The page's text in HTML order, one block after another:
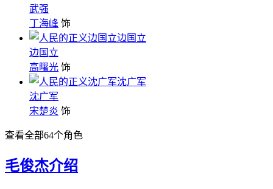
武强
丁海峰 饰
边国立
边国立
高曙光 饰
沈广军
沈广军
宋楚炎 饰
查看全部64个角色
毛俊杰介绍